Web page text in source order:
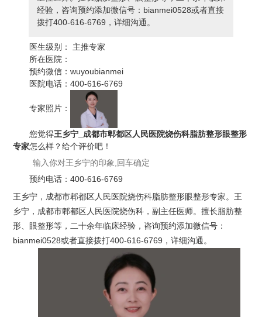
经验，咨询预约添加微信号：bianmei0528或者直接
拨打400-616-6769，详细沟通。
医生级别：
主推专家
所在医院：
预约微信：wuyoubianmei
医院电话：400-616-6769
专家照片：
您觉得王乡宁_成都市郫都区人民医院烧伤科脂肪整形眼整形
专家怎么样？给个评价吧！
预约电话：400-616-6769
王乡宁，成都市郫都区人民医院烧伤科脂肪整形眼整形专家。王
乡宁，成都市郫都区人民医院烧伤科，副主任医师。擅长脂肪整
形、眼整形等，二十余年临床经验，咨询预约添加微信号：
bianmei0528或者直接拨打400-616-6769，详细沟通。